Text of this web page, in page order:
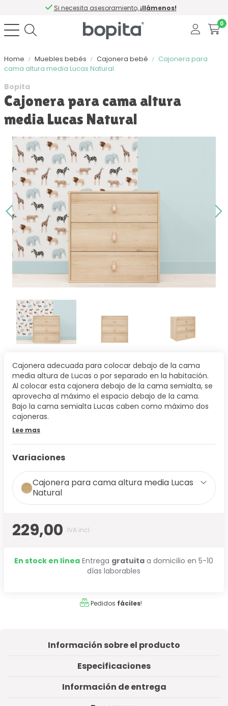
Si necesita asesoramiento, ¡llámenos!
0
Home Muebles bebés Cajonera bebé
Cajonera para
cama altura media Lucas Natural
Bopita
Cajonera para cama altura
media Lucas Natural
Cajonera adecuada para colocar debajo de la cama
media altura de Lucas o por separado en la habitación.
Al colocar esta cajonera debajo de la cama semialta, se
aprovecha al máximo el espacio debajo de la cama.
Bajo la cama semialta Lucas caben como máximo dos
cajoneras.
Lee mas
Variaciones
Cajonera para cama altura media Lucas
Natural
229,00 IVA incl.
En stock en línea Entrega gratuita a domicilio en 5-10
días laborables
Pedidos fáciles!
Información sobre el producto
Especificaciones
Información de entrega